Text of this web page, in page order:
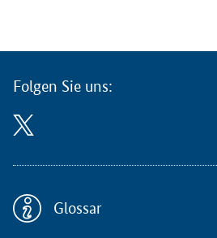
n
e
-
S
m
n
a
Folgen Sie uns:
Glossar